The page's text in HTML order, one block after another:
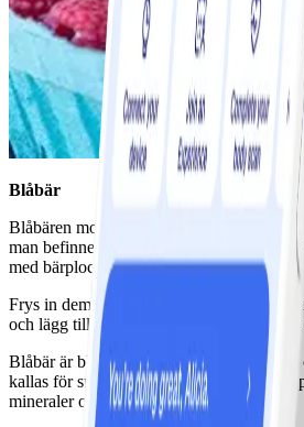
Blåbär
Blåbären mognar under juli, lite olika
man befinner sig. Men det är bara att
med bärplockare och stor hink.
Frys in dem utspridda på en bricka. Häll
och lägg tillbaka i frysen. Nu är det
Blåbär är bland det bästa naturen har
kallas för superbär eftersom de är
mineraler och antioxidanter.